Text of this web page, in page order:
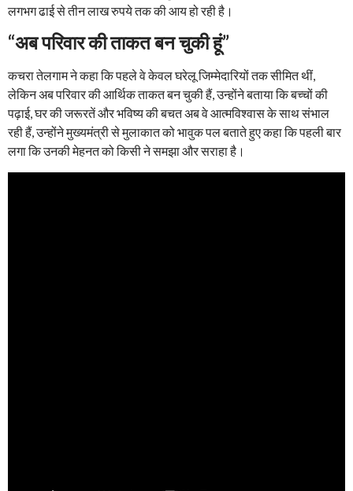
लगभग ढाई से तीन लाख रुपये तक की आय हो रही है।
“अब परिवार की ताकत बन चुकी हूं”
कचरा तेलगाम ने कहा कि पहले वे केवल घरेलू जिम्मेदारियों तक सीमित थीं,
लेकिन अब परिवार की आर्थिक ताकत बन चुकी हैं, उन्होंने बताया कि बच्चों की
पढ़ाई, घर की जरूरतें और भविष्य की बचत अब वे आत्मविश्वास के साथ संभाल
रही हैं, उन्होंने मुख्यमंत्री से मुलाकात को भावुक पल बताते हुए कहा कि पहली बार
लगा कि उनकी मेहनत को किसी ने समझा और सराहा है।